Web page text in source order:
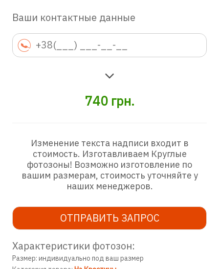
Ваши контактные данные
740 грн.
Изменение текста надписи входит в
стоимость. Изготавливаем Круглые
фотозоны! Возможно изготовление по
вашим размерам, стоимость уточняйте у
наших менеджеров.
ОТПРАВИТЬ ЗАПРОС
Характеристики фотозон:
Размер: индивидуально под ваш размер